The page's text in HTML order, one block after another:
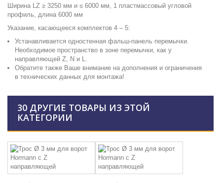
Ширина LZ ≥ 3250 мм и ≤ 6000 мм, 1 пластмассовый угловой
профиль, длина 6000 мм
Указание, касающееся комплектов 4 – 5:
Устанавливается одностенная фальш-панель перемычки.
Необходимое пространство в зоне перемычки, как у
направляющей Z, N и L.
Обратите также Ваше внимание на дополнения и ограничения
в технических данных для монтажа!
30 ДРУГИЕ ТОВАРЫ ИЗ ЭТОЙ
КАТЕГОРИИ